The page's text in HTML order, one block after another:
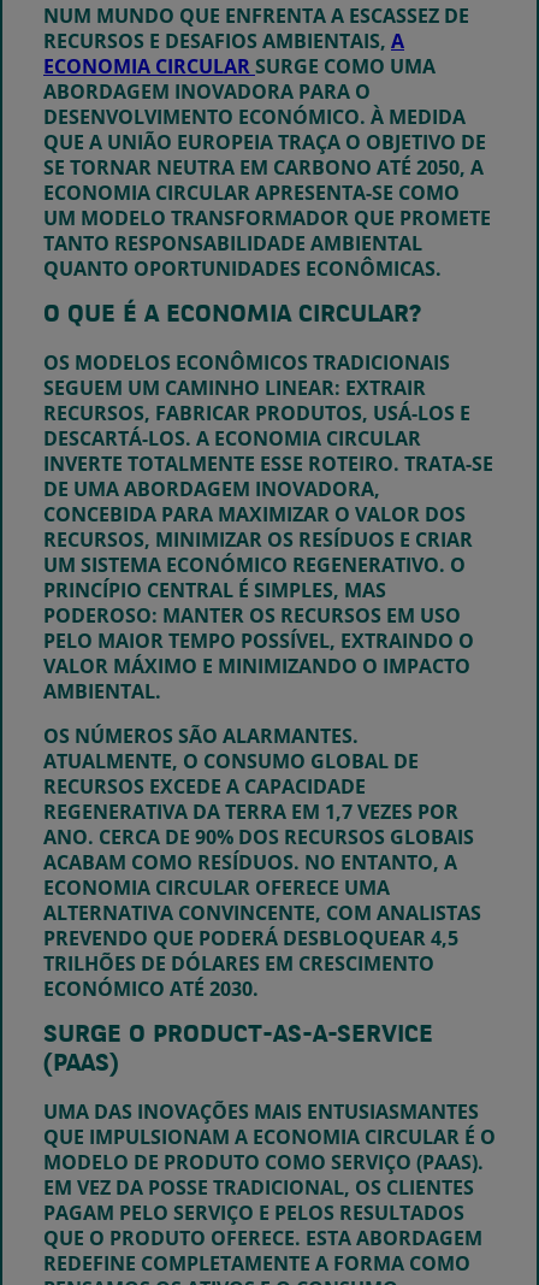
NUM MUNDO QUE ENFRENTA A ESCASSEZ DE
RECURSOS E DESAFIOS AMBIENTAIS, A
ECONOMIA CIRCULARSURGE COMO UMA
ABORDAGEM INOVADORA PARA O
DESENVOLVIMENTO ECONÓMICO. À MEDIDA
QUE A UNIÃO EUROPEIA TRAÇA O OBJETIVO DE
SE TORNAR NEUTRA EM CARBONO ATÉ 2050, A
ECONOMIA CIRCULAR APRESENTA-SE COMO
UM MODELO TRANSFORMADOR QUE PROMETE
TANTO RESPONSABILIDADE AMBIENTAL
QUANTO OPORTUNIDADES ECONÔMICAS.
O QUE É A ECONOMIA CIRCULAR?
OS MODELOS ECONÔMICOS TRADICIONAIS
SEGUEM UM CAMINHO LINEAR: EXTRAIR
RECURSOS, FABRICAR PRODUTOS, USÁ-LOS E
DESCARTÁ-LOS. A ECONOMIA CIRCULAR
INVERTE TOTALMENTE ESSE ROTEIRO. TRATA-SE
DE UMA ABORDAGEM INOVADORA,
CONCEBIDA PARA MAXIMIZAR O VALOR DOS
RECURSOS, MINIMIZAR OS RESÍDUOS E CRIAR
UM SISTEMA ECONÓMICO REGENERATIVO. O
PRINCÍPIO CENTRAL É SIMPLES, MAS
PODEROSO: MANTER OS RECURSOS EM USO
PELO MAIOR TEMPO POSSÍVEL, EXTRAINDO O
VALOR MÁXIMO E MINIMIZANDO O IMPACTO
AMBIENTAL.
OS NÚMEROS SÃO ALARMANTES.
ATUALMENTE, O CONSUMO GLOBAL DE
RECURSOS EXCEDE A CAPACIDADE
REGENERATIVA DA TERRA EM 1,7 VEZES POR
ANO. CERCA DE 90% DOS RECURSOS GLOBAIS
ACABAM COMO RESÍDUOS. NO ENTANTO, A
ECONOMIA CIRCULAR OFERECE UMA
ALTERNATIVA CONVINCENTE, COM ANALISTAS
PREVENDO QUE PODERÁ DESBLOQUEAR 4,5
TRILHÕES DE DÓLARES EM CRESCIMENTO
ECONÓMICO ATÉ 2030.
SURGE O PRODUCT-AS-A-SERVICE
(PAAS)
UMA DAS INOVAÇÕES MAIS ENTUSIASMANTES
QUE IMPULSIONAM A ECONOMIA CIRCULAR É O
MODELO DE PRODUTO COMO SERVIÇO (PAAS).
EM VEZ DA POSSE TRADICIONAL, OS CLIENTES
PAGAM PELO SERVIÇO E PELOS RESULTADOS
QUE O PRODUTO OFERECE. ESTA ABORDAGEM
REDEFINE COMPLETAMENTE A FORMA COMO